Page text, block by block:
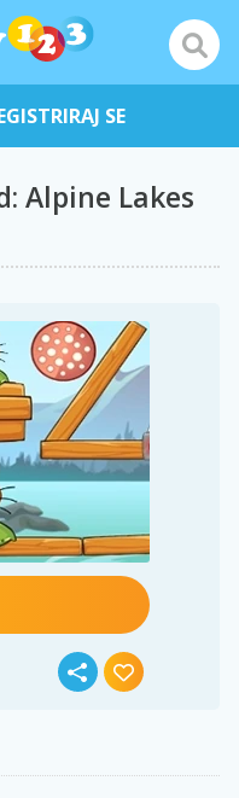
SE
Alpine Lakes